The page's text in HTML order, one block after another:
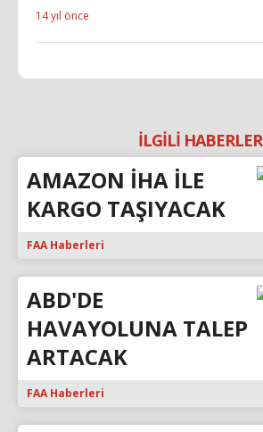
14 yıl önce
İLGİLİ HABERLER
AMAZON İHA İLE
KARGO TAŞIYACAK
FAA Haberleri
ABD'DE
HAVAYOLUNA TALEP
ARTACAK
FAA Haberleri